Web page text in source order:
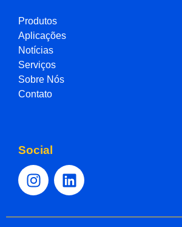
Produtos
Aplicações
Notícias
Serviços
Sobre Nós
Contato
Social